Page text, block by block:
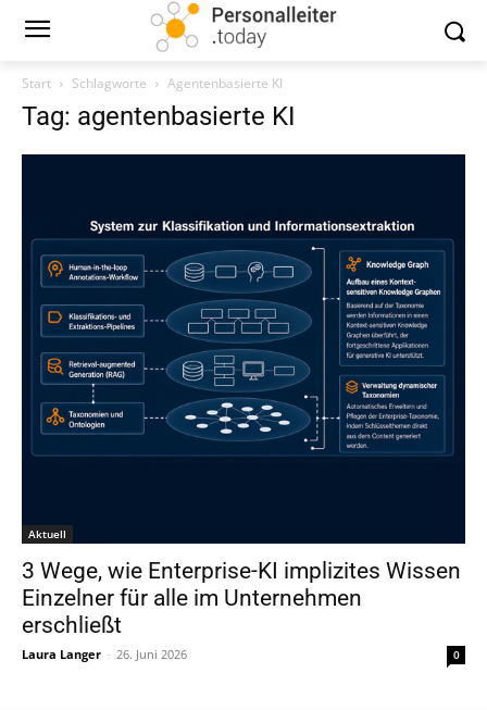
Start Schlagworte Agentenbasierte KI
Tag: agentenbasierte KI
Aktuell
3 Wege, wie Enterprise-KI implizites Wissen
Einzelner für alle im Unternehmen
erschließt
Laura Langer - 26. Juni 2026 0